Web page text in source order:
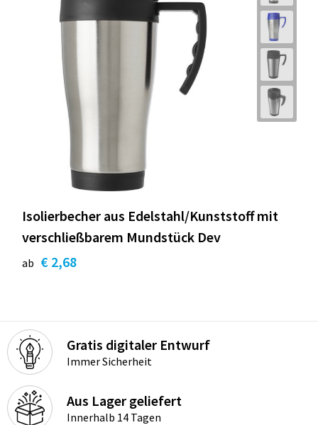
Isolierbecher aus Edelstahl/Kunststoff mit
verschließbarem Mundstück Dev
ab € 2,68
Gratis digitaler Entwurf
Immer Sicherheit
Aus Lager geliefert
Innerhalb 14 Tagen